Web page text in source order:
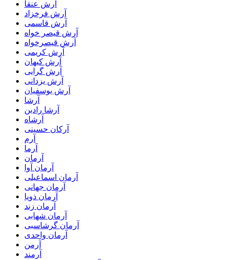
آرش عنقا
آرش فرخزاد
آرش قاسمی
آرش قیصر خواه
آرش قیصرخواه
آرش کریمی
آرش کیهان
آرش گرایی
آرش یزدانی
آرش یوسفیان
آرشا
آرشا رادین
آرشاه
آرکان حسینی
آرم
آرما
آرمان
آرمان آوا
آرمان اسماعیلی
آرمان جهانی
آرمان ذویا
آرمان زند
آرمان شهابی
آرمان گرشاسبی
آرمان واحدی
آرمن
آرمند